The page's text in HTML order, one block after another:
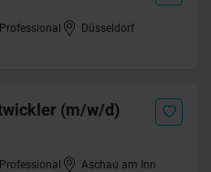
Professional
Düsseldorf
(m/w/d)
Professional
Aschau am Inn